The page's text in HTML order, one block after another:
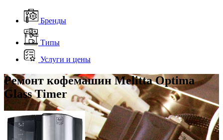
Бренды
Типы
Услуги и цены
Ремонт кофемашин Melitta Optima
Glass Timer